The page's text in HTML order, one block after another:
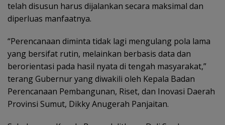
telah disusun harus dijalankan secara maksimal dan
diperluas manfaatnya.
“Perencanaan diminta tidak lagi mengulang pola lama
yang bersifat rutin, melainkan berbasis data dan
berorientasi pada hasil nyata di tengah masyarakat,”
terang Gubernur yang diwakili oleh Kepala Badan
Perencanaan Pembangunan, Riset, dan Inovasi Daerah
Provinsi Sumut, Dikky Anugerah Panjaitan.